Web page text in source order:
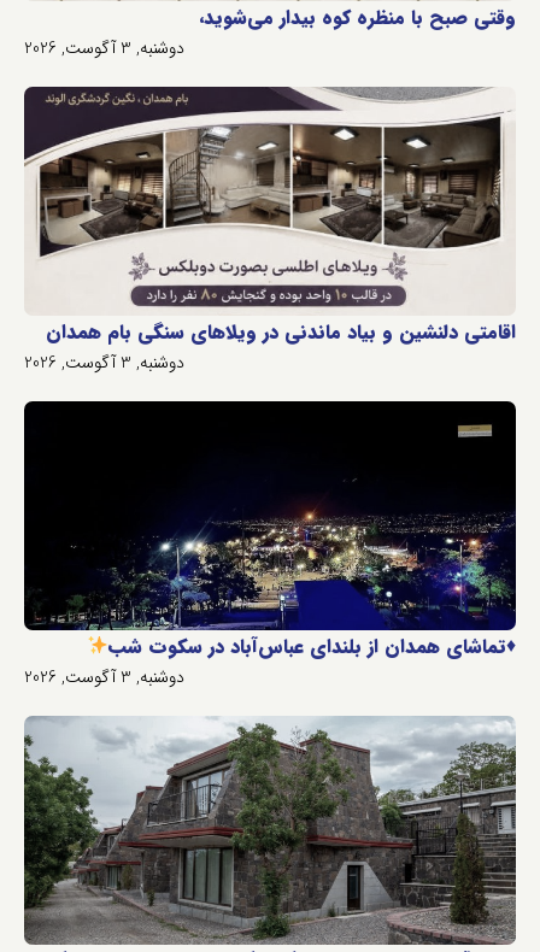
وقتی صبح با منظره کوه بیدار می‌شوید،
دوشنبه, 3 آگوست, 2026
اقامتی دلنشین و بیاد ماندنی در ویلاهای سنگی بام همدان
دوشنبه, 3 آگوست, 2026
♦️تماشای همدان از بلندای عباس‌آباد در سکوت شب
دوشنبه, 3 آگوست, 2026